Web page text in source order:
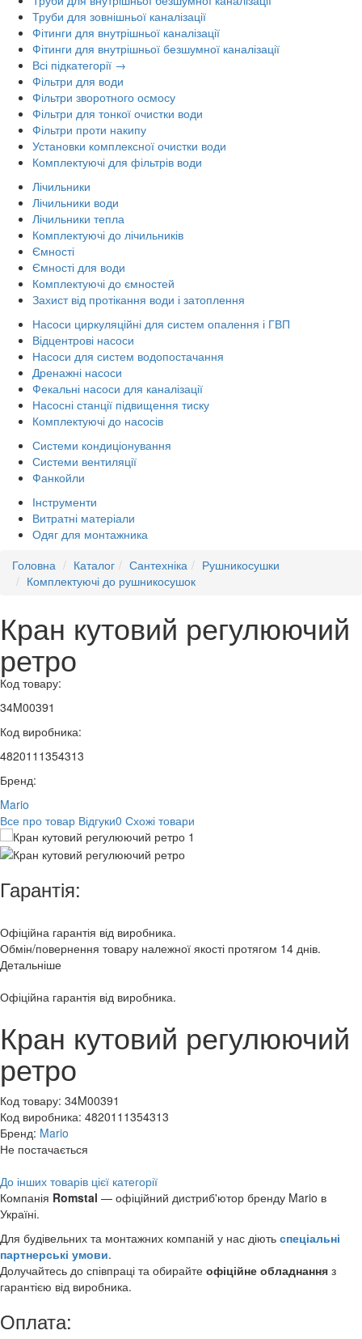
Труби для зовнішньої каналізації
Фітинги для внутрішньої каналізації
Фітинги для внутрішньої безшумної каналізації
Всі підкатегорії →
Фільтри для води
Фільтри зворотного осмосу
Фільтри для тонкої очистки води
Фільтри проти накипу
Установки комплексної очистки води
Комплектуючі для фільтрів води
Лічильники
Лічильники води
Лічильники тепла
Комплектуючі до лічильників
Ємності
Ємності для води
Комплектуючі до ємностей
Захист від протікання води і затоплення
Насоси циркуляційні для систем опалення і ГВП
Відцентрові насоси
Насоси для систем водопостачання
Дренажні насоси
Фекальні насоси для каналізації
Насосні станції підвищення тиску
Комплектуючі до насосів
Системи кондиціонування
Системи вентиляції
Фанкойли
Інструменти
Витратні матеріали
Одяг для монтажника
Головна
Каталог Сантехніка
Рушникосушки
Комплектуючі до рушникосушок
Кран кутовий регулюючий
ретро
Код товару:
34M00391
Код виробника:
4820111354313
Бренд:
Mario
Все про товар Відгуки0 Схожі товари
Гарантія:
Офіційна гарантія від виробника.
Обмін/повернення товару належної якості протягом 14 днів.
Детальніше
Офіційна гарантія від виробника.
Кран кутовий регулюючий
ретро
Код товару: 34M00391
Код виробника: 4820111354313
Бренд: Mario
Не постачається
До інших товарів цієї категорії
Компанія Romstal — офіційний дистриб'ютор бренду Mario в
Україні.
Для будівельних та монтажних компаній у нас діють спеціальні
партнерські умови.
Долучайтесь до співпраці та обирайте офіційне обладнання з
гарантією від виробника.
Оплата: